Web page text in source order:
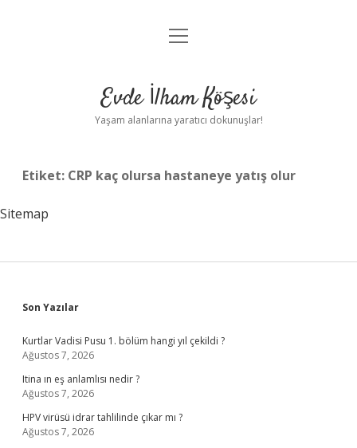
Anasayfa
Yasal Uyarı
menüyü
Evde İlham Köşesi
Yaşam alanlarına yaratıcı dokunuşlar!
Etiket: CRP kaç olursa hastaneye yatış olur
Sitemap
Sidebar
Son Yazılar
Kurtlar Vadisi Pusu 1. bölüm hangi yıl çekildi ?
Ağustos 7, 2026
Itina ın eş anlamlısı nedir ?
Ağustos 7, 2026
HPV virüsü idrar tahlilinde çıkar mı ?
Ağustos 7, 2026